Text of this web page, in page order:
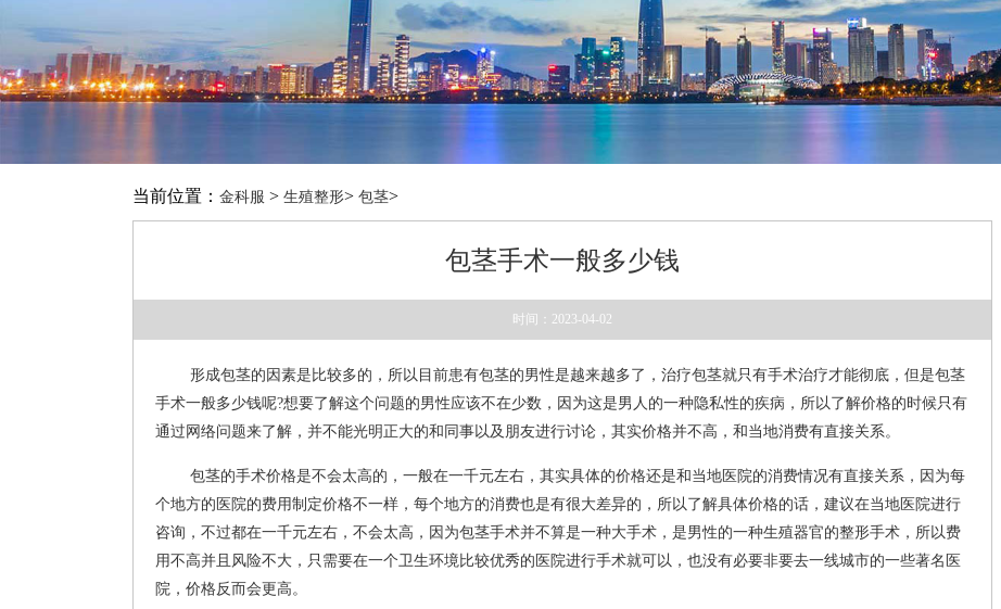
当前位置： 金科服 > 生殖整形> 包茎>
包茎手术一般多少钱
时间：2023-04-02
形成包茎的因素是比较多的，所以目前患有包茎的男性是越来越多了，治疗包茎就只有手术治疗才能彻底，但是包茎
手术一般多少钱呢?想要了解这个问题的男性应该不在少数，因为这是男人的一种隐私性的疾病，所以了解价格的时候只有
通过网络问题来了解，并不能光明正大的和同事以及朋友进行讨论，其实价格并不高，和当地消费有直接关系。
包茎的手术价格是不会太高的，一般在一千元左右，其实具体的价格还是和当地医院的消费情况有直接关系，因为每
个地方的医院的费用制定价格不一样，每个地方的消费也是有很大差异的，所以了解具体价格的话，建议在当地医院进行
咨询，不过都在一千元左右，不会太高，因为包茎手术并不算是一种大手术，是男性的一种生殖器官的整形手术，所以费
用不高并且风险不大，只需要在一个卫生环境比较优秀的医院进行手术就可以，也没有必要非要去一线城市的一些著名医
院，价格反而会更高。